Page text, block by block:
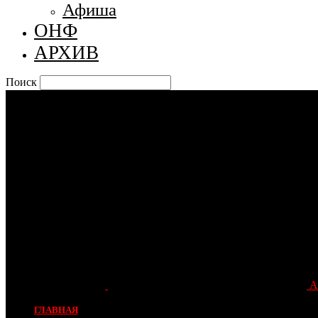
Афиша
ОНФ
АРХИВ
Поиск
ГЛАВНАЯ